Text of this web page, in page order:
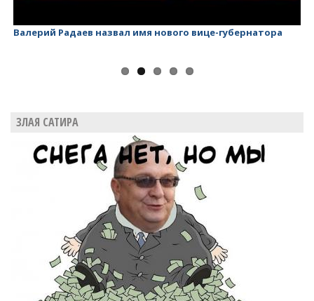
Валерий Радаев назвал имя нового вице-губернатора
ЗЛАЯ САТИРА